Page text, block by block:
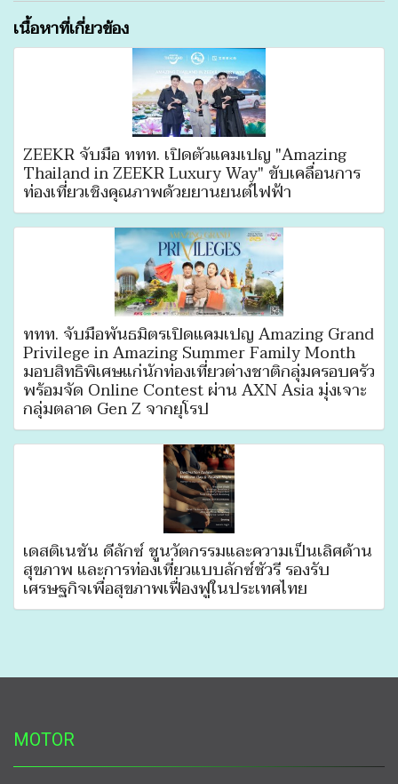
เนื้อหาที่เกี่ยวข้อง
ZEEKR จับมือ ททท. เปิดตัวแคมเปญ "Amazing
Thailand in ZEEKR Luxury Way" ขับเคลื่อนการ
ท่องเที่ยวเชิงคุณภาพด้วยยานยนต์ไฟฟ้า
ททท. จับมือพันธมิตรเปิดแคมเปญ Amazing Grand
Privilege in Amazing Summer Family Month
มอบสิทธิพิเศษแก่นักท่องเที่ยวต่างชาติกลุ่มครอบครัว
พร้อมจัด Online Contest ผ่าน AXN Asia มุ่งเจาะ
กลุ่มตลาด Gen Z จากยุโรป
เดสติเนชั่น ดีลักซ์ ชูนวัตกรรมและความเป็นเลิศด้าน
สุขภาพ และการท่องเที่ยวแบบลักซ์ชัวรี รองรับ
เศรษฐกิจเพื่อสุขภาพเฟื่องฟูในประเทศไทย
MOTOR